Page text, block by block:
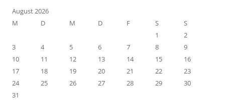
August 2026
M
D M D F S
S
1
2
3
4 5 6 7 8
9
10
11 12 13 14 15
16
17
18 19 20 21 22
23
24
25 26 27 28 29
30
31